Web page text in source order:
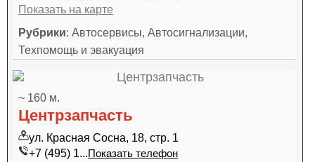
Показать на карте
Рубрики: Автосервисы, Автосигнализации,
Техпомощь и эвакуация
~ 160 м.
Центрзапчасть
ул. Красная Сосна, 18, стр. 1
+7 (495) 1...Показать телефон